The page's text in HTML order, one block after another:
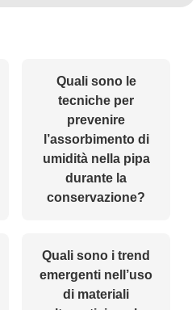
Quali sono le
tecniche per
prevenire
l’assorbimento di
umidità nella pipa
durante la
conservazione?
Quali sono i trend
emergenti nell’uso
di materiali